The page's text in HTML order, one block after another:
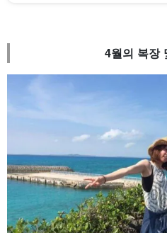
4월의 복장